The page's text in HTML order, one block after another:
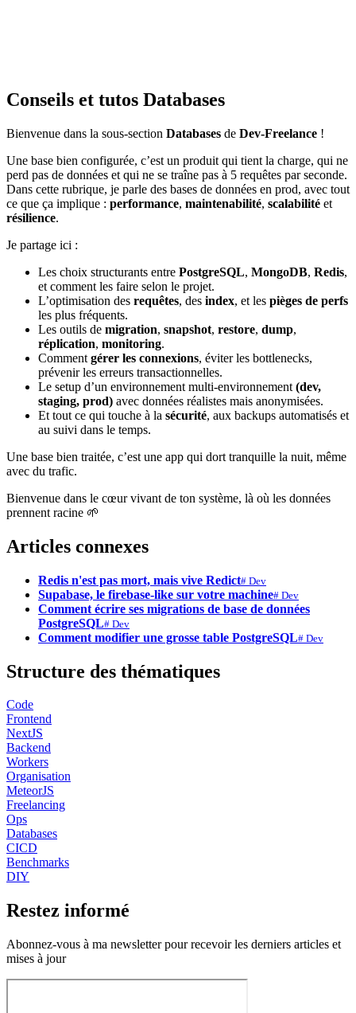
Conseils et tutos Databases
Bienvenue dans la sous-section Databases de Dev-Freelance !
Une base bien configurée, c’est un produit qui tient la charge, qui ne
perd pas de données et qui ne se traîne pas à 5 requêtes par seconde.
Dans cette rubrique, je parle des bases de données en prod, avec tout
ce que ça implique : performance, maintenabilité, scalabilité et
résilience.
Je partage ici :
Les choix structurants entre PostgreSQL, MongoDB, Redis,
et comment les faire selon le projet.
L’optimisation des requêtes, des index, et les pièges de perfs
les plus fréquents.
Les outils de migration, snapshot, restore, dump,
réplication, monitoring.
Comment gérer les connexions, éviter les bottlenecks,
prévenir les erreurs transactionnelles.
Le setup d’un environnement multi-environnement (dev,
staging, prod) avec données réalistes mais anonymisées.
Et tout ce qui touche à la sécurité, aux backups automatisés et
au suivi dans le temps.
Une base bien traitée, c’est une app qui dort tranquille la nuit, même
avec du trafic.
Bienvenue dans le cœur vivant de ton système, là où les données
prennent racine 🌱
Articles connexes
Redis n'est pas mort, mais vive Redict# Dev
Supabase, le firebase-like sur votre machine# Dev
Comment écrire ses migrations de base de données
PostgreSQL# Dev
Comment modifier une grosse table PostgreSQL# Dev
Structure des thématiques
Code
Frontend
NextJS
Backend
Workers
Organisation
MeteorJS
Freelancing
Ops
Databases
CICD
Benchmarks
DIY
Restez informé
Abonnez-vous à ma newsletter pour recevoir les derniers articles et
mises à jour